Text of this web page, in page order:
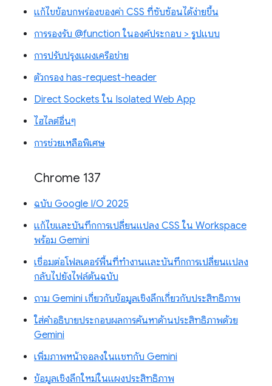
แก้ไขข้อบกพร่องของค่า CSS ที่ซับซ้อนได้ง่ายขึ้น
การรองรับ @function ในองค์ประกอบ > รูปแบบ
การปรับปรุงแผงเครือข่าย
ตัวกรอง has-request-header
Direct Sockets ใน Isolated Web App
ไฮไลต์อื่นๆ
การช่วยเหลือพิเศษ
Chrome 137
ฉบับ Google I/O 2025
แก้ไขและบันทึกการเปลี่ยนแปลง CSS ใน Workspace
พร้อม Gemini
เชื่อมต่อโฟลเดอร์พื้นที่ทำงานและบันทึกการเปลี่ยนแปลง
กลับไปยังไฟล์ต้นฉบับ
ถาม Gemini เกี่ยวกับข้อมูลเชิงลึกเกี่ยวกับประสิทธิภาพ
ใส่คำอธิบายประกอบผลการค้นหาด้านประสิทธิภาพด้วย
Gemini
เพิ่มภาพหน้าจอลงในแชทกับ Gemini
ข้อมูลเชิงลึกใหม่ในแผงประสิทธิภาพ